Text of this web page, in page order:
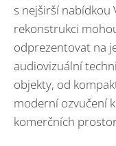
s nejširší nabídkou
rekonstrukci
odprezentovat na
audiovizuální
objekty, od
moderní ozvučení
komerčních